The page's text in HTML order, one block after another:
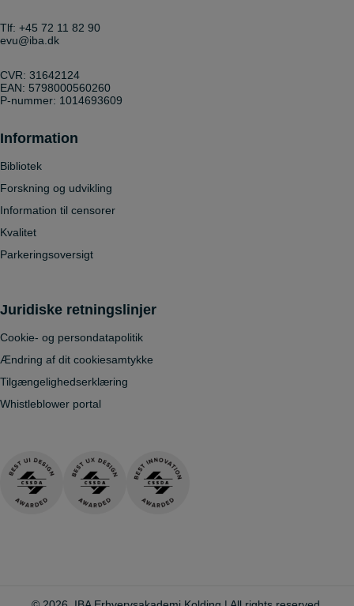
Tlf: +45 72 11 82 90
evu@iba.dk
CVR: 31642124
EAN: 5798000560260
P-nummer: 1014693609
Information
Bibliotek
Forskning og udvikling
Information til censorer
Kvalitet
Parkeringsoversigt
Juridiske retningslinjer
Cookie- og persondatapolitik
Ændring af dit cookiesamtykke
Tilgængelighedserklæring
Whistleblower portal